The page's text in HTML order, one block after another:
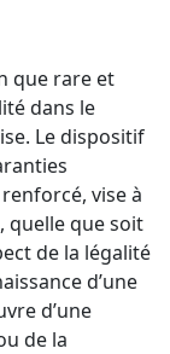
que rare et
dans le
Le dispositif
vise à
quelle que soit
de la légalité
d’une
d’une
de la